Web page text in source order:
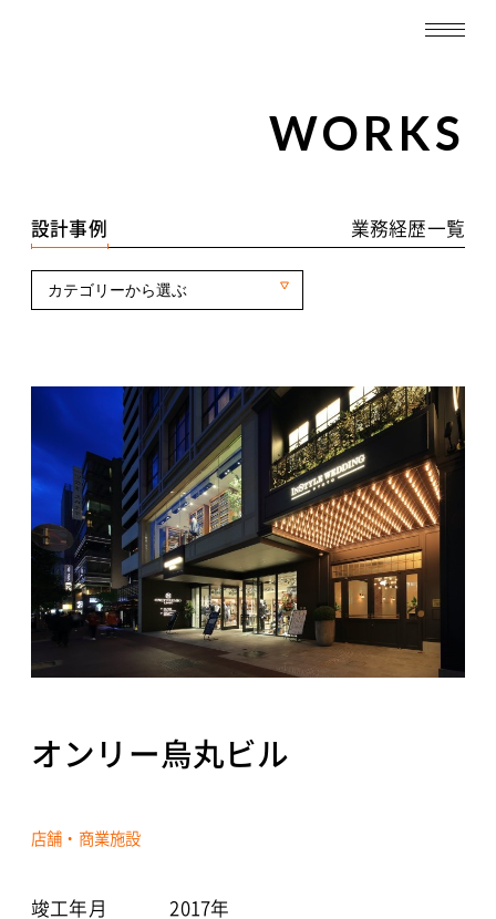
業務経歴一覧
ABOUT
SERVICE
RECRUIT
NEWS
CONTACT
個人情報保護方針
WORKS
設計事例 業務経歴一覧
カテゴリーから選ぶ
オンリー烏丸ビル
店舗・商業施設
竣工年月 2017年